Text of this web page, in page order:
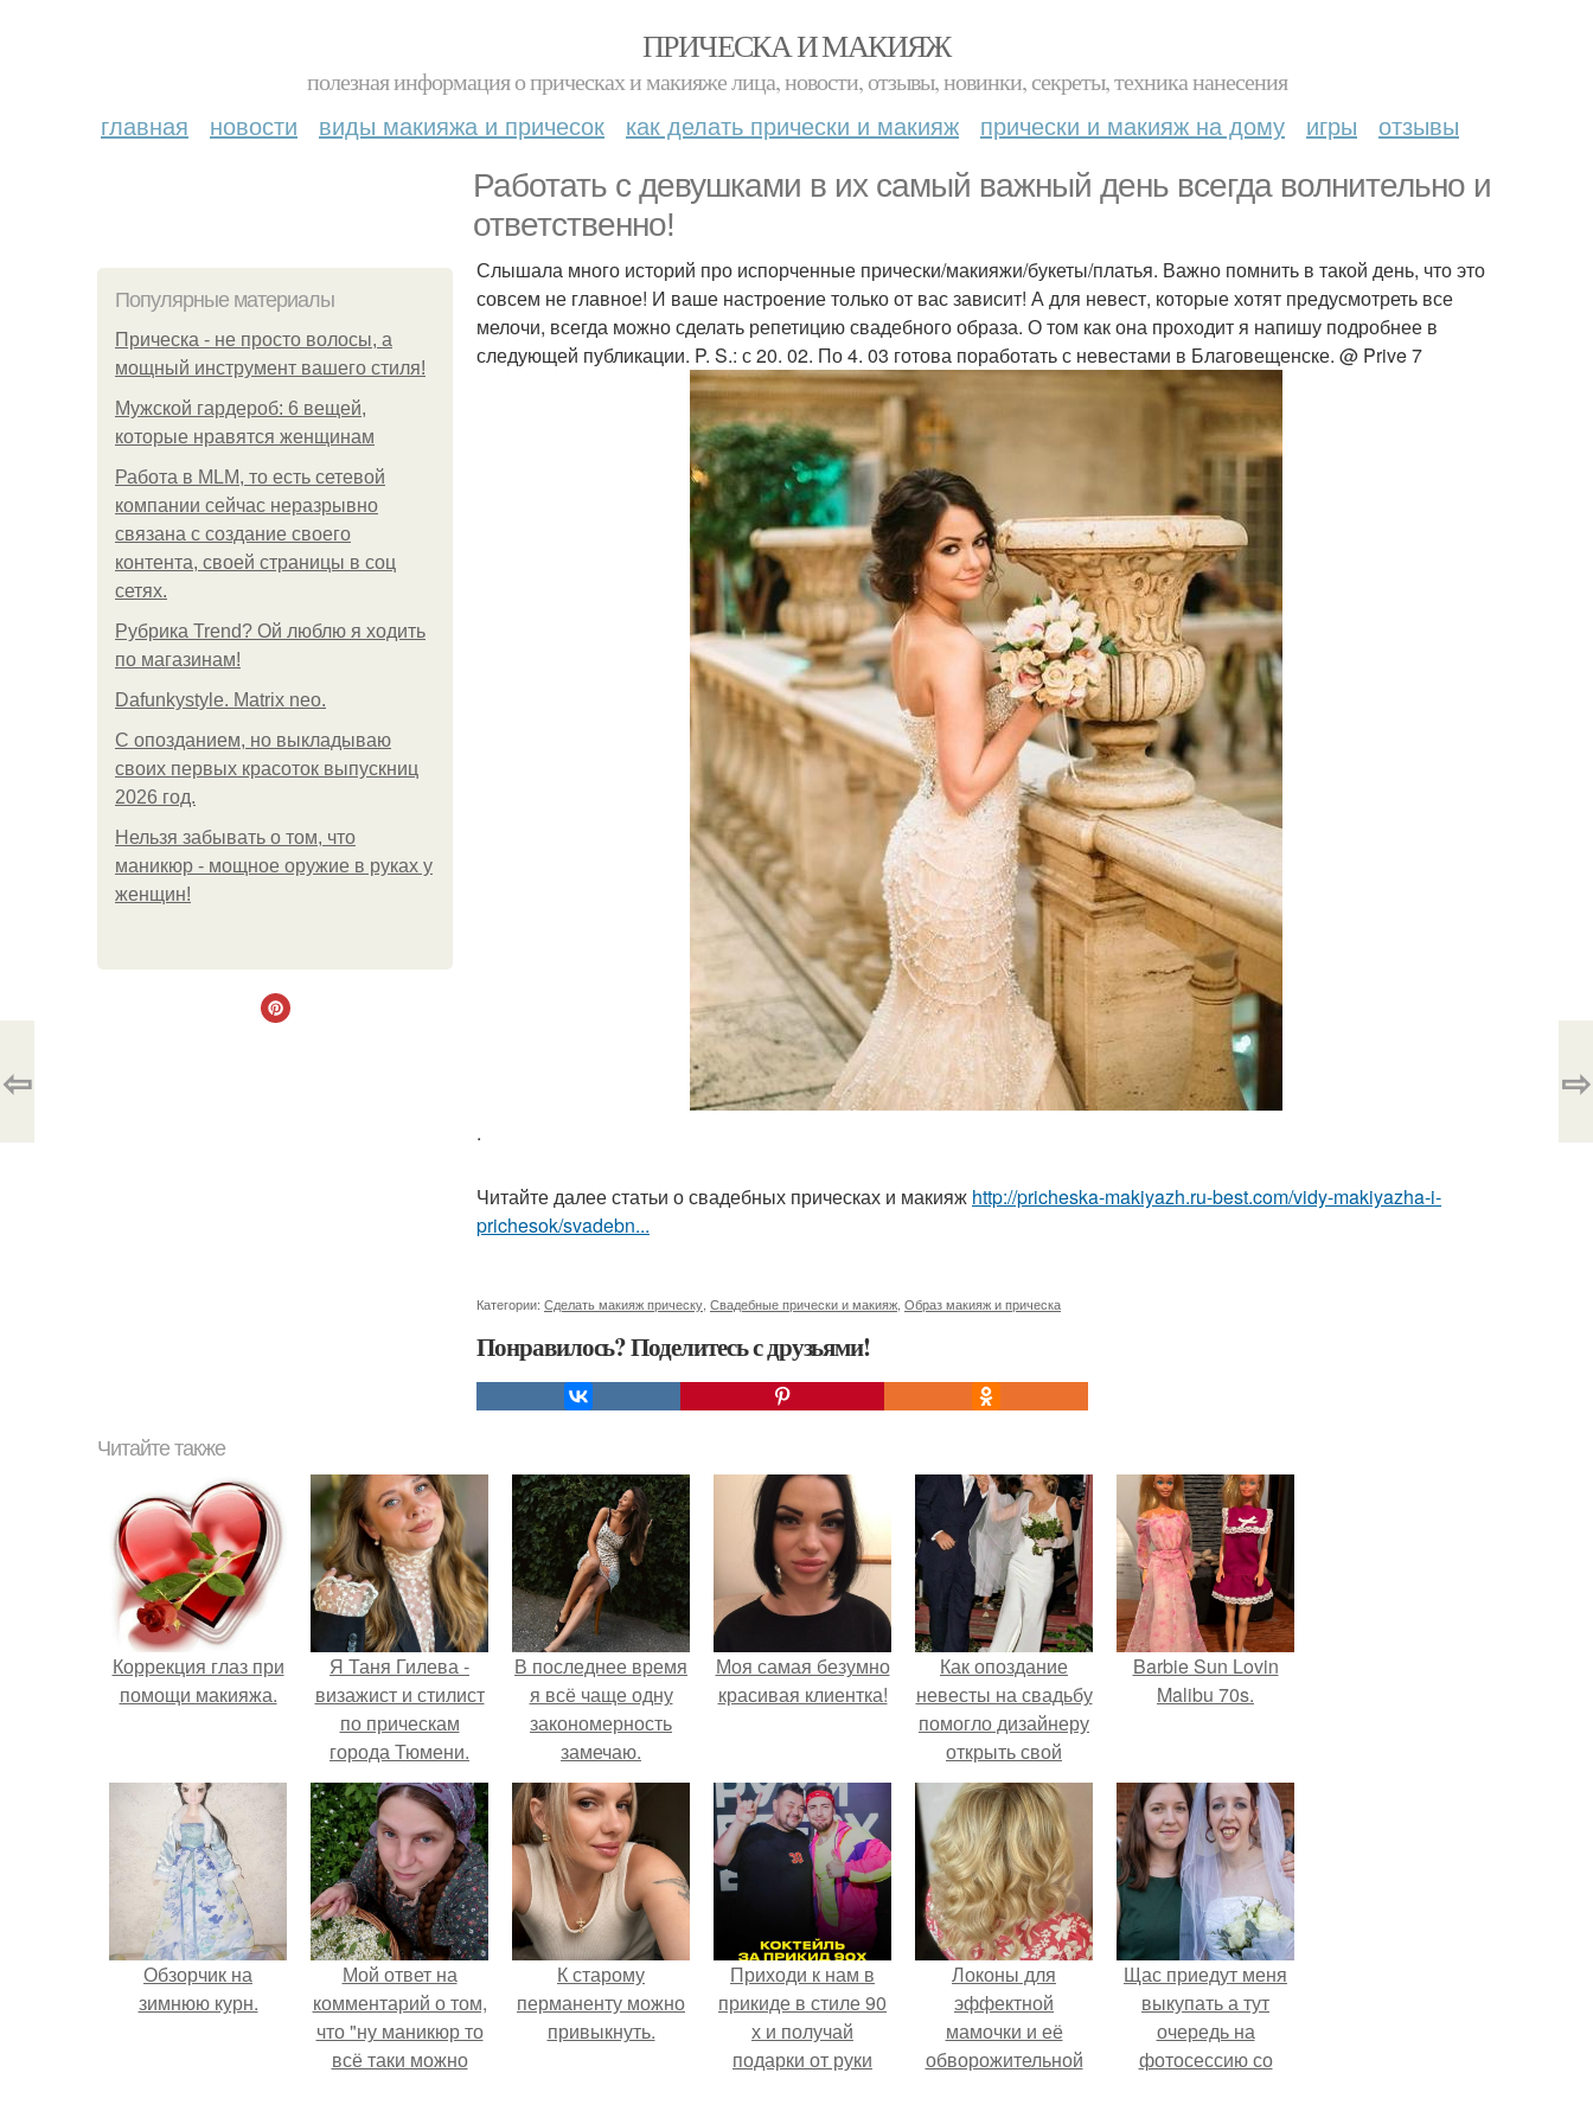
ПРИЧЕСКА И МАКИЯЖ
полезная информация о прическах и макияже лица, новости, отзывы, новинки, секреты, техника нанесения
главная новости виды макияжа и причесок как делать прически и макияж прически и макияж на дому игры отзывы
Работать с девушками в их самый важный день всегда волнительно и
ответственно!
Популярные материалы
Прическа - не просто волосы, а
мощный инструмент вашего стиля!
Мужской гардероб: 6 вещей,
которые нравятся женщинам
Работа в MLM, то есть сетевой
компании сейчас неразрывно
связана с создание своего
контента, своей страницы в соц
сетях.
Рубрика Trend? Ой люблю я ходить
по магазинам!
Dafunkystyle. Matrix neo.
С опозданием, но выкладываю
своих первых красоток выпускниц
2026 год.
Нельзя забывать о том, что
маникюр - мощное оружие в руках у
женщин!
Слышала много историй про испорченные прически/макияжи/букеты/платья. Важно помнить в такой день, что это
совсем не главное! И ваше настроение только от вас зависит! А для невест, которые хотят предусмотреть все
мелочи, всегда можно сделать репетицию свадебного образа. О том как она проходит я напишу подробнее в
следующей публикации. P. S.: с 20. 02. По 4. 03 готова поработать с невестами в Благовещенске. @ Prive 7
.
Читайте далее статьи о свадебных прическах и макияж http://pricheska-makiyazh.ru-best.com/vidy-makiyazha-i-
prichesok/svadebn...
Категории: Сделать макияж прическу Свадебные прически и макияж Образ макияж и прическа
Понравилось? Поделитесь с друзьями!
⇦ ⇨
Читайте также
Коррекция глаз при
помощи макияжа.
Я Таня Гилева -
визажист и стилист
по прическам
города Тюмени.
В последнее время
я всё чаще одну
закономерность
замечаю.
Моя самая безумно
красивая клиентка!
Как опоздание
невесты на свадьбу
помогло дизайнеру
открыть свой
бренд.
Barbie Sun Lovin
Malibu 70s.
Обзорчик на
зимнюю курн.
Мой ответ на
комментарий о том,
что "ну маникюр то
всё таки можно
К старому
перманенту можно
привыкнуть.
Приходи к нам в
прикиде в стиле 90
х и получай
подарки от руки
Локоны для
эффектной
мамочки и её
обворожительной
Щас приедут меня
выкупать а тут
очередь на
фотосессию со